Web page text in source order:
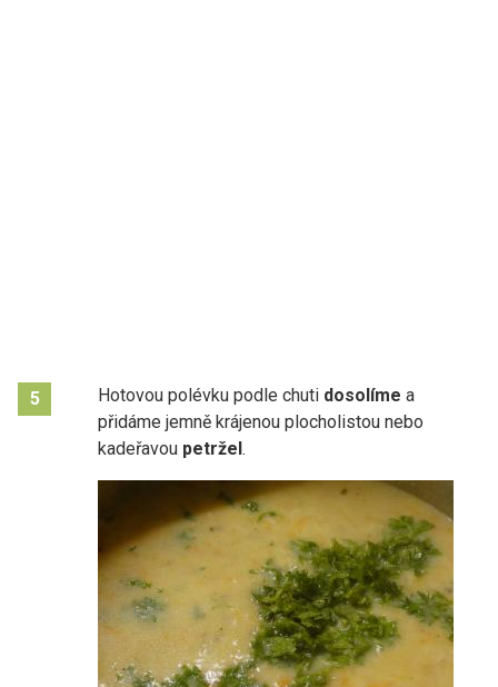
5 Hotovou polévku podle chuti dosolíme a
přidáme jemně krájenou plocholistou nebo
kadeřavou petržel.